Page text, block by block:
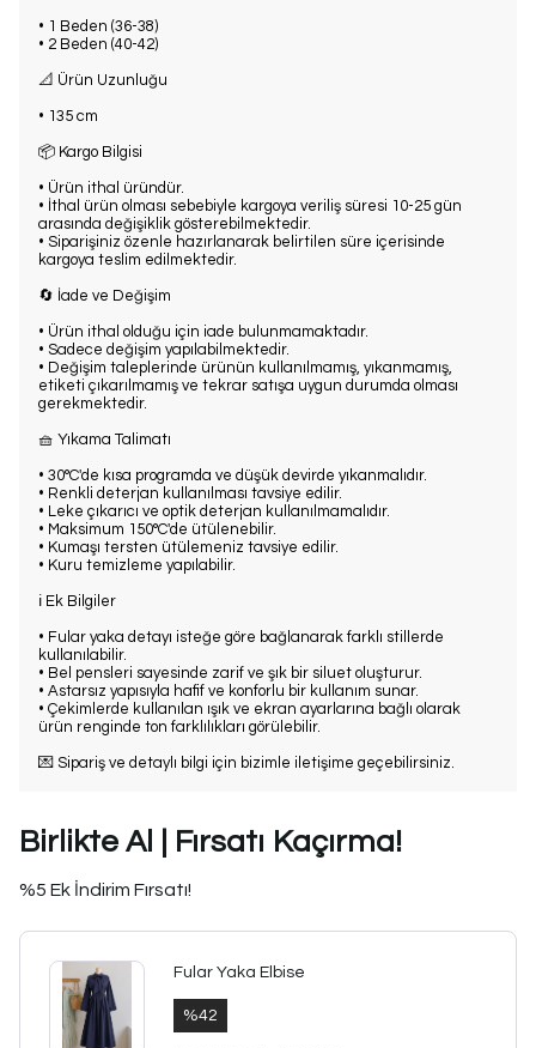
• 1 Beden (36-38)
• 2 Beden (40-42)
📐 Ürün Uzunluğu
• 135 cm
📦 Kargo Bilgisi
• Ürün ithal üründür.
• İthal ürün olması sebebiyle kargoya veriliş süresi 10-25 gün
arasında değişiklik gösterebilmektedir.
• Siparişiniz özenle hazırlanarak belirtilen süre içerisinde
kargoya teslim edilmektedir.
🔄 İade ve Değişim
• Ürün ithal olduğu için iade bulunmamaktadır.
• Sadece değişim yapılabilmektedir.
• Değişim taleplerinde ürünün kullanılmamış, yıkanmamış,
etiketi çıkarılmamış ve tekrar satışa uygun durumda olması
gerekmektedir.
🧺 Yıkama Talimatı
• 30°C'de kısa programda ve düşük devirde yıkanmalıdır.
• Renkli deterjan kullanılması tavsiye edilir.
• Leke çıkarıcı ve optik deterjan kullanılmamalıdır.
• Maksimum 150°C'de ütülenebilir.
• Kumaşı tersten ütülemeniz tavsiye edilir.
• Kuru temizleme yapılabilir.
ℹ️ Ek Bilgiler
• Fular yaka detayı isteğe göre bağlanarak farklı stillerde
kullanılabilir.
• Bel pensleri sayesinde zarif ve şık bir siluet oluşturur.
• Astarsız yapısıyla hafif ve konforlu bir kullanım sunar.
• Çekimlerde kullanılan ışık ve ekran ayarlarına bağlı olarak
ürün renginde ton farklılıkları görülebilir.
💌 Sipariş ve detaylı bilgi için bizimle iletişime geçebilirsiniz.
Birlikte Al | Fırsatı Kaçırma!
%5 Ek İndirim Fırsatı!
Fular Yaka Elbise
%42